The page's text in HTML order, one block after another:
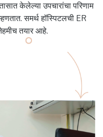
केलेल्या उपचारांचा परिणाम
समर्थ हॉस्पिटलची ER
तयार आहे.